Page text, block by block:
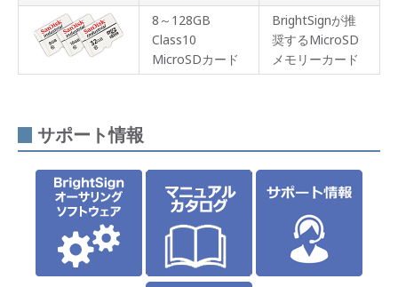
8～128GB
Class10
MicroSDカード
BrightSignが推
奨するMicroSD
メモリーカード
サポート情報